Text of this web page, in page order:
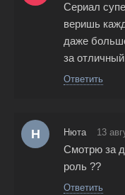
Сериал
веришь
даже
за
Ответить
Н Нюта 13
Смотрю за
роль ??
Ответить